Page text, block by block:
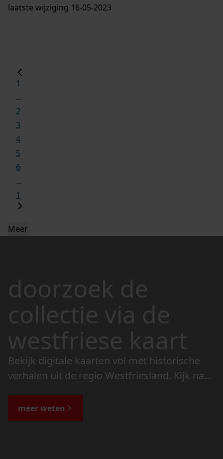
laatste wijziging 16-05-2023
1
...
2
3
4
5
6
...
1
Meer
doorzoek de
collectie via de
westfriese kaart
Bekijk digitale kaarten vol met historische
verhalen uit de regio Westfriesland. Kijk naar
de bijzondere verhalen.
meer weten